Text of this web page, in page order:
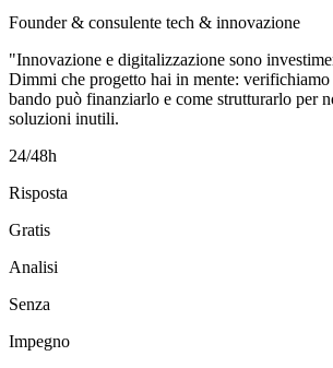
Founder & consulente tech & innovazione
"Innovazione e digitalizzazione sono
Dimmi che progetto hai in mente: verifichiamo
bando può finanziarlo e come strutturarlo per
soluzioni inutili.
24/48h
Risposta
Gratis
Analisi
Senza
Impegno